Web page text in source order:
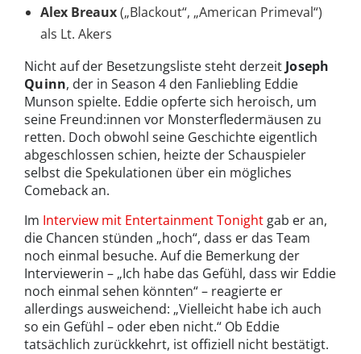
Alex Breaux(„Blackout“, „American Primeval“)
als Lt. Akers
Nicht auf der Besetzungsliste steht derzeit Joseph
Quinn, der in Season 4 den Fanliebling Eddie
Munson spielte. Eddie opferte sich heroisch, um
seine Freund:innen vor Monsterfledermäusen zu
retten. Doch obwohl seine Geschichte eigentlich
abgeschlossen schien, heizte der Schauspieler
selbst die Spekulationen über ein mögliches
Comeback an.
Im Interview mit Entertainment Tonight gab er an,
die Chancen stünden „hoch“, dass er das Team
noch einmal besuche. Auf die Bemerkung der
Interviewerin – „Ich habe das Gefühl, dass wir Eddie
noch einmal sehen könnten“ – reagierte er
allerdings ausweichend: „Vielleicht habe ich auch
so ein Gefühl – oder eben nicht.“ Ob Eddie
tatsächlich zurückkehrt, ist offiziell nicht bestätigt.